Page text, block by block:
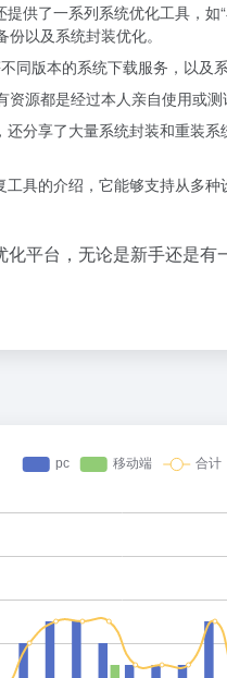
供了一系列系统优化工具，
以及系统封装优化。
同版本的系统下载服务，以及
源都是经过本人亲自使用或测
分享了大量系统封装和重装
具的介绍，它能够支持从多
平台，无论是新手还是